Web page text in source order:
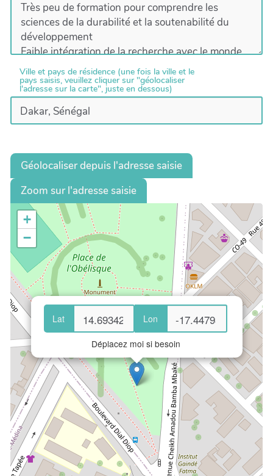
Ville et pays de résidence (une fois la ville et le
pays saisis, veuillez cliquer sur "géolocaliser
l'adresse sur la carte", juste en dessous)
Géolocaliser depuis l'adresse saisie
Zoom sur l'adresse saisie
Lat Lon
Déplacez moi si besoin
+
−